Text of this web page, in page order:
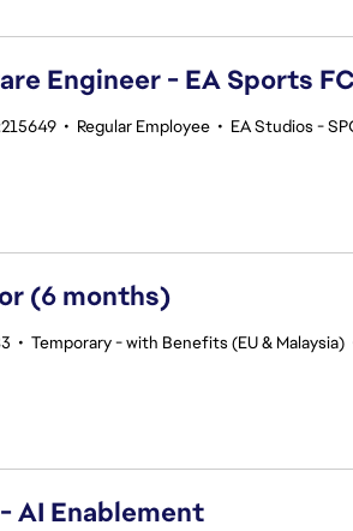
Engineer - EA Sports FC
• Regular Employee • EA Studios -
(6 months)
• Temporary - with Benefits (EU & Malaysia)
AI Enablement